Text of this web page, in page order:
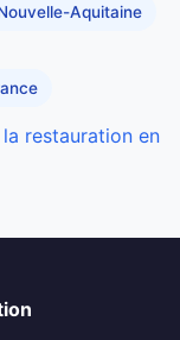
Aquitaine
restauration en